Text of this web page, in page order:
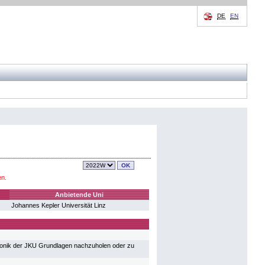
DE EN
Anbietende Uni
Johannes Kepler Universität Linz
der JKU Grundlagen nachzuholen oder zu